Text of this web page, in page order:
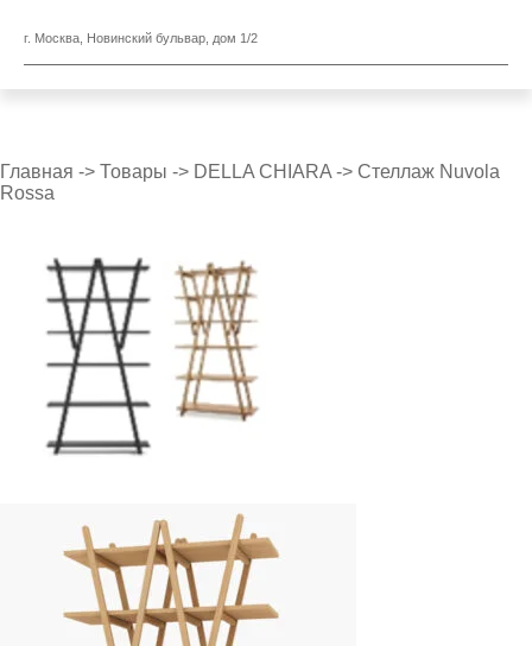
г. Москва, Новинский бульвар, дом 1/2
Главная -> Товары -> DELLA CHIARA -> Стеллаж Nuvola
Rossa